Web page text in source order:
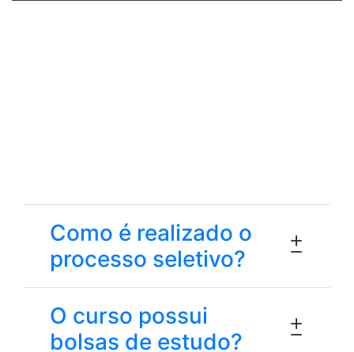
Como é realizado o
processo seletivo?
O curso possui
bolsas de estudo?